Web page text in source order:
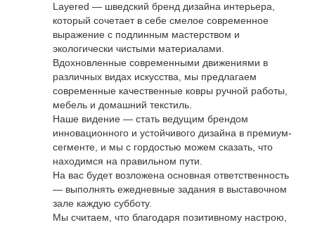
Layered — шведский бренд дизайна интерьера,
который сочетает в себе смелое современное
выражение с подлинным мастерством и
экологически чистыми материалами.
Вдохновленные современными движениями в
различных видах искусства, мы предлагаем
современные качественные ковры ручной работы,
мебель и домашний текстиль.
Наше видение — стать ведущим брендом
инновационного и устойчивого дизайна в премиум-
сегменте, и мы с гордостью можем сказать, что
находимся на правильном пути.
На вас будет возложена основная ответственность
— выполнять ежедневные задания в выставочном
зале каждую субботу.
Мы считаем, что благодаря позитивному настрою,